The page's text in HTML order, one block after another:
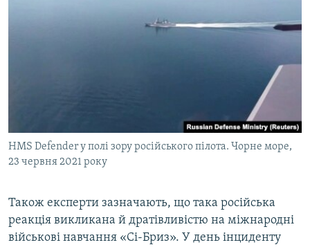
HMS Defender у полі зору російського пілота. Чорне море,
23 червня 2021 року
Також експерти зазначають, що така російська
реакція викликана й дратівливістю на міжнародні
військові навчання «Сі-Бриз». У день інциденту